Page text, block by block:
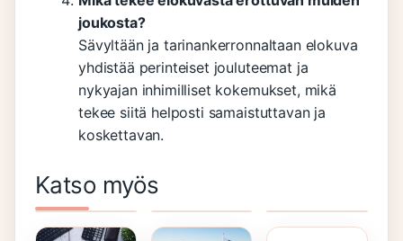
joukosta?
Sävyltään ja tarinankerronnaltaan elokuva
yhdistää perinteiset jouluteemat ja
nykyajan inhimilliset kokemukset, mikä
tekee siitä helposti samaistuttavan ja
koskettavan.
Katso myös
Toscanan
Auringon
Alla
Kunkku